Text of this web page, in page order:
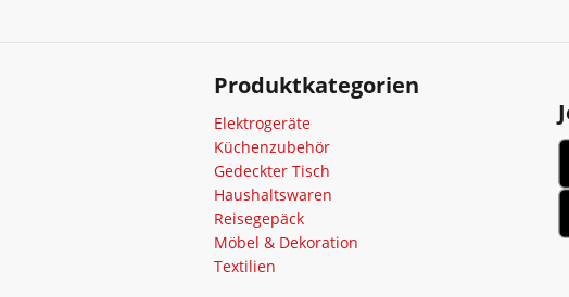
Produktkategorien
Elektrogeräte
Küchenzubehör
Gedeckter Tisch
Haushaltswaren
Reisegepäck
Möbel & Dekoration
Textilien